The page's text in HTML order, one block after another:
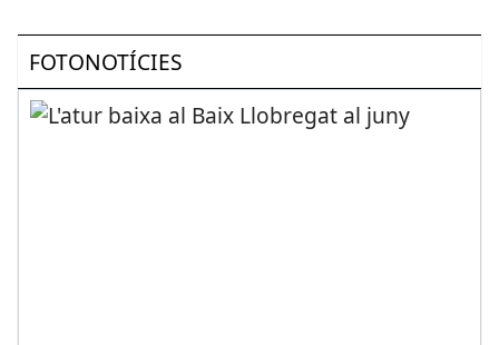
FOTONOTÍCIES